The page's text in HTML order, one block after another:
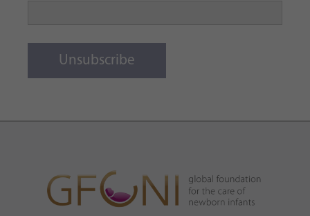
Unsubscribe